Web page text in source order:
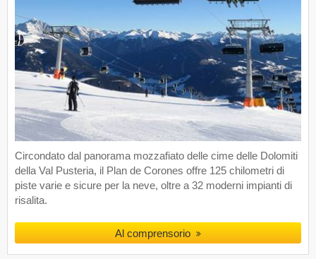
Circondato dal panorama mozzafiato delle cime delle Dolomiti
della Val Pusteria, il Plan de Corones offre 125 chilometri di
piste varie e sicure per la neve, oltre a 32 moderni impianti di
risalita.
Al comprensorio